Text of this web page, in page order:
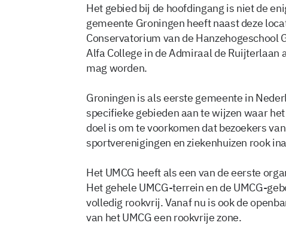
Het gebied bij de hoofdingang is niet de
gemeente Groningen heeft naast deze
Conservatorium van de Hanzehogeschool
Alfa College in de Admiraal de Ruijterlaan
mag worden.
Groningen is als eerste gemeente in
specifieke gebieden aan te wijzen waar
doel is om te voorkomen dat bezoekers
sportverenigingen en ziekenhuizen rook
Het UMCG heeft als een van de eerste
Het gehele UMCG-terrein en de UMCG-
volledig rookvrij. Vanaf nu is ook de
van het UMCG een rookvrije zone.